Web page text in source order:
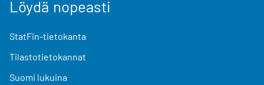
Löydä nopeasti
StatFin-tietokanta
Tilastotietokannat
Suomi lukuina